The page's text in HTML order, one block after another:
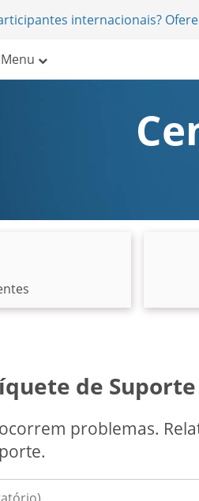
internacionais?
Menu
de Suporte
problemas.